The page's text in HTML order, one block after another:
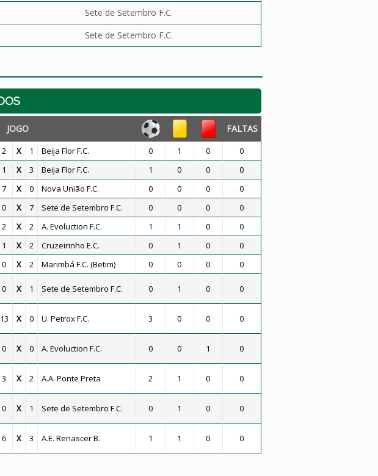
Sete de Setembro F.C.
Sete de Setembro F.C.
JOGO FALTAS
2 X 1 Beija Flor F.C. 0 1 0
0
1 X 3 Beija Flor F.C. 1 0 0
0
7 X 0 Nova União F.C. 0 0 0
0
0 X 7 Sete de Setembro F.C. 0 0 0
0
2 X 2 A. Evoluction F.C. 1 1 0
0
1 X 2 Cruzeirinho E.C. 0 1 0
0
0 X 2 Marimbá F.C. (Betim) 0 0 0 0
0 X 1 Sete de Setembro F.C. 0 1 0 0
13 X 0 U. Petrox F.C. 3 0 0 0
0 X 0 A. Evoluction F.C. 0 0 1 0
3 X 2 A.A. Ponte Preta 2 1 0 0
0 X 1 Sete de Setembro F.C. 0 1 0 0
6 X 3 A.E. Renascer B. 1 1 0 0